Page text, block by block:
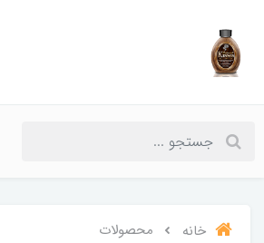
خانه
محصولات